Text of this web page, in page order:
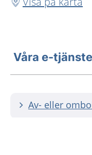
Våra e-
Av- eller